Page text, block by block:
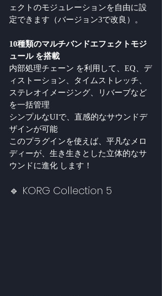
ェクトのモジュレーションを自由に設
定できます（バージョン3で改良）。
10種類のマルチバンドエフェクトモジ
ュール を搭載
内部処理チェーン を利用して、EQ、デ
ィストーション、タイムストレッチ、
ステレオイメージング、リバーブなど
を一括管理
シンプルなUIで、直感的なサウンドデ
ザインが可能
このプラグインを使えば、平凡なメロ
ディーが、生き生きとした立体的なサ
ウンドに進化 します！
🔹 KORG Collection 5